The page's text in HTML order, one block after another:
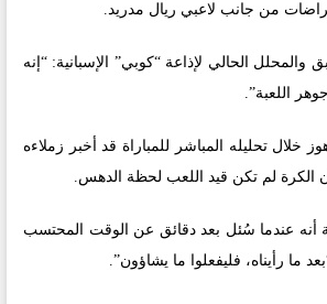
من جانب لاعبي ريال مدريد.
والمحلل الحالي لإذاعة “كوبي” الإسبانية: “إنه
اللعبة”.
خلال تحليله المباشر للمباراة قد أخبر زملاءه
أنه عندما سُئل بعد دقائق عن الوقت المحتسب
ما رأيناه، فليفعلوا ما يشاؤون”.